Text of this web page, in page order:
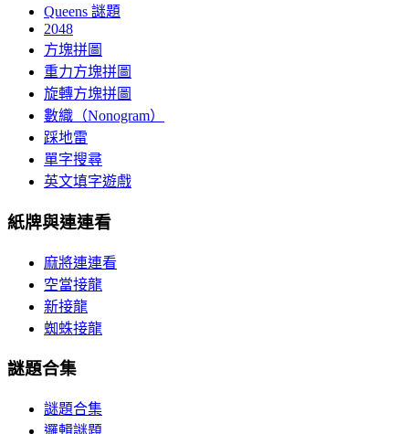
Queens 謎題
2048
方塊拼圖
重力方塊拼圖
旋轉方塊拼圖
數織（Nonogram）
踩地雷
單字搜尋
英文填字遊戲
紙牌與連連看
麻將連連看
空當接龍
新接龍
蜘蛛接龍
謎題合集
謎題合集